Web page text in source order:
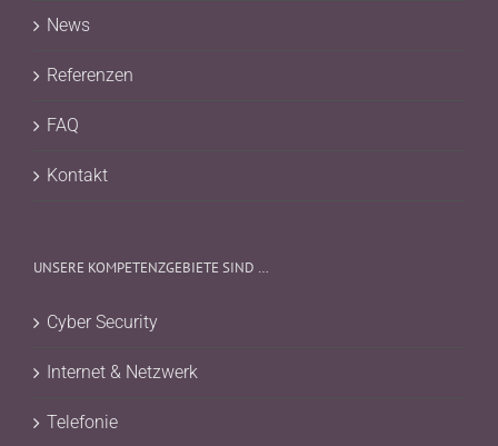
News
Referenzen
FAQ
Kontakt
UNSERE KOMPETENZGEBIETE SIND …
Cyber Security
Internet & Netzwerk
Telefonie